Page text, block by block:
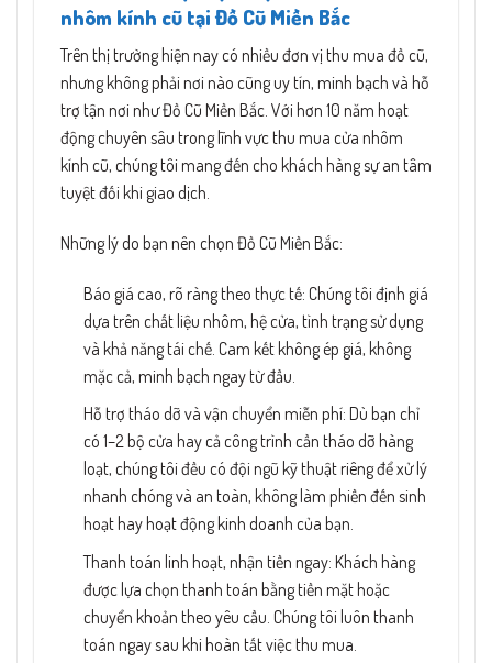
nhôm kính cũ tại Đồ Cũ Miền Bắc
Trên thị trường hiện nay có nhiều đơn vị thu mua đồ cũ,
nhưng không phải nơi nào cũng uy tín, minh bạch và hỗ
trợ tận nơi như Đồ Cũ Miền Bắc. Với hơn 10 năm hoạt
động chuyên sâu trong lĩnh vực thu mua cửa nhôm
kính cũ, chúng tôi mang đến cho khách hàng sự an tâm
tuyệt đối khi giao dịch.
Những lý do bạn nên chọn Đồ Cũ Miền Bắc:
Báo giá cao, rõ ràng theo thực tế: Chúng tôi định giá
dựa trên chất liệu nhôm, hệ cửa, tình trạng sử dụng
và khả năng tái chế. Cam kết không ép giá, không
mặc cả, minh bạch ngay từ đầu.
Hỗ trợ tháo dỡ và vận chuyển miễn phí: Dù bạn chỉ
có 1–2 bộ cửa hay cả công trình cần tháo dỡ hàng
loạt, chúng tôi đều có đội ngũ kỹ thuật riêng để xử lý
nhanh chóng và an toàn, không làm phiền đến sinh
hoạt hay hoạt động kinh doanh của bạn.
Thanh toán linh hoạt, nhận tiền ngay: Khách hàng
được lựa chọn thanh toán bằng tiền mặt hoặc
chuyển khoản theo yêu cầu. Chúng tôi luôn thanh
toán ngay sau khi hoàn tất việc thu mua.